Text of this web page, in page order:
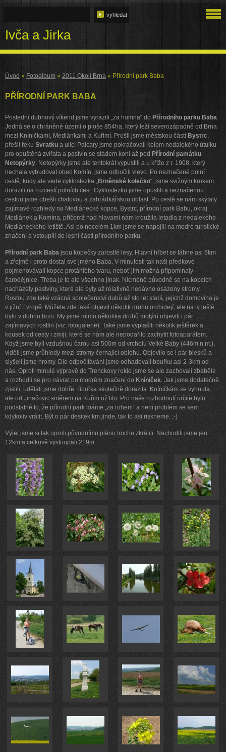
Ivča a Jirka
Úvod » Fotoalbum » 2011 Okolí Brna » Přírodní park Baba
PŘÍRODNÍ PARK BABA
Poslední dubnový víkend jsme vyrazili „za humna“ do Přírodního parku Baba.
Jedná se o chráněné území o ploše 854ha, který leží severozápadně od Brna
mezi Kníničkami, Medlánkami a Kuřimí. Prošli jsme městskou částí Bystrc,
přešli řeku Svratku a ulicí Palcary jsme pokračovali kolem nedalekého útulku
pro opuštěná zvířata a pastvin se stádem koní až pod Přírodní památku
Netopýrky. Netopýrky jsme ale tentokrát vypustili a u kříže z r. 1908, který
nechala vybudovat obec Komín, jsme odbočili vlevo. Po neznačené polní
cestě, kudy ale vede cyklostezka „Brněnské kolečko“, jsme svižným krokem
dorazili na rozcestí polních cest. Cyklostezku jsme opustili a neznačenou
cestou jsme obešli chatovou a zahrádkářskou oblast. Po cestě se nám skýtaly
zajímavé rozhledy na Medlánecké kopce, Bystrc, přírodní park Babu, okraj
Medlánek a Komína, přičemž nad hlavami nám kroužila letadla z nedalekého
Medláneckého letiště. Asi po necelém 1km jsme se napojili na modré turistické
značení a vstoupili do lesní části přírodního parku.
Přírodní park Baba jsou kopečky zarostlé lesy. Hlavní hřbet se táhne asi 6km
a zřejmě i proto dostal své jméno Baba. V minulosti tak naši předkové
pojmenovávali kopce protáhlého tvaru, neboť jim možná připomínaly
čarodějnice. Třeba je to ale všechno jinak. Nicméně původně se na kopcích
nacházely pastviny, které ale byly až relativně nedávno osázeny stromy.
Rostou zde také vzácná společenství dubů až sto let stará, jejichž domovina je
v jižní Evropě. Můžete zde také objevit několik druhů orchidejí, ale na ty ještě
bylo v dubnu brzo. My jsme mimo několika druhů motýlů objevili i pár
zajímavých rostlin (viz. fotogalerie). Také jsme vyplašili několik ještěrek a
kousek od cesty i zmiji, které se nám ale nepodařilo zachytit fotoaparátem.
Když jsme byli vzdušnou čarou asi 500m od vrcholu Velké Baby (446m n.m.),
viděli jsme průhledy mezi stromy černající oblohu. Objevilo se i pár blesků a
slyšeli jsme hromy. Dle odpočítávání jsme odhadovali bouřku asi 2-3km od
nás. Oproti minulé výpravě do Trenckovy rokle jsme se ale zachovali zbaběle
a rozhodli se pro návrat po modrém značení do Kníniček. Jak jsme dodatečně
zjistili, udělali jsme dobře. Bouřka skutečně dorazila. Kníničkám se vyhnula,
ale od Jinačovic směrem na Kuřim už lilo. Pro naše rozhodnutí určitě bylo
podstatné to, že přírodní park máme „za rohem“ a není problém se sem
kdykoliv vrátit. Být o pár desítek km jinde, tak to asi riskneme. ;-)
Výlet jsme si tak oproti původnímu plánu trochu zkrátili. Nachodili jsme jen
12km a celkově vystoupali 219m.